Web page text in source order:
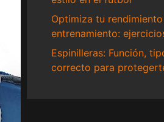
Optimiza tu
entrenamiento:
Espinilleras: Función,
correcto para